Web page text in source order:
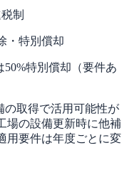
制
・特別償却
特別償却（要件あ
の取得で活用可能性が
場の設備更新時に他補
用要件は年度ごとに変